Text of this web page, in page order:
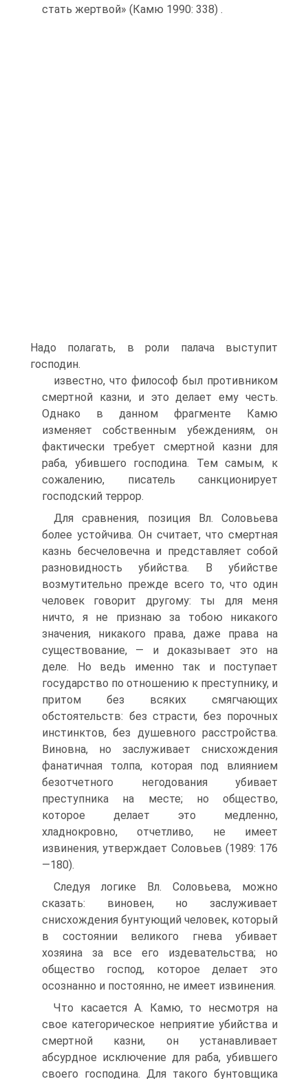
стать жертвой» (Камю 1990: 338) .
Надо полагать, в роли палача выступит
господин.
известно, что философ был противником
смертной казни, и это делает ему честь.
Однако в данном фрагменте Камю
изменяет собственным убеждениям, он
фактически требует смертной казни для
раба, убившего господина. Тем самым, к
сожалению, писатель санкционирует
господский террор.
Для сравнения, позиция Вл. Соловьева
более устойчива. Он считает, что смертная
казнь бесчеловечна и представляет собой
разновидность убийства. В убийстве
возмутительно прежде всего то, что один
человек говорит другому: ты для меня
ничто, я не признаю за тобою никакого
значения, никакого права, даже права на
существование, — и доказывает это на
деле. Но ведь именно так и поступает
государство по отношению к преступнику, и
притом без всяких смягчающих
обстоятельств: без страсти, без порочных
инстинктов, без душевного расстройства.
Виновна, но заслуживает снисхождения
фанатичная толпа, которая под влиянием
безотчетного негодования убивает
преступника на месте; но общество,
которое делает это медленно,
хладнокровно, отчетливо, не имеет
извинения, утверждает Соловьев (1989: 176
—180).
Следуя логике Вл. Соловьева, можно
сказать: виновен, но заслуживает
снисхождения бунтующий человек, который
в состоянии великого гнева убивает
хозяина за все его издевательства; но
общество господ, которое делает это
осознанно и постоянно, не имеет извинения.
Что касается А. Камю, то несмотря на
свое категорическое неприятие убийства и
смертной казни, он устанавливает
абсурдное исключение для раба, убившего
своего господина. Для такого бунтовщика